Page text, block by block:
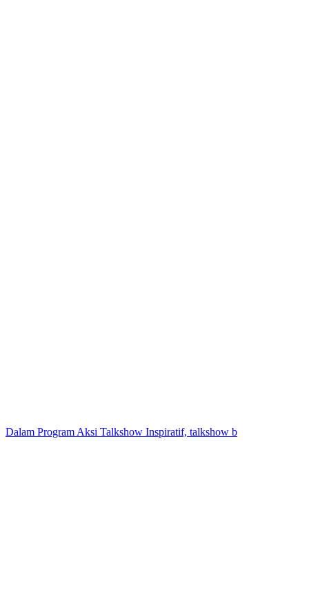
Dalam Program Aksi Talkshow Inspiratif, talkshow b